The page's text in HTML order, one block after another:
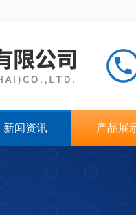
新闻资讯 产品展